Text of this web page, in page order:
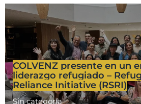
COLVENZ presente en un
liderazgo refugiado –
Reliance Initiative (RSRI)
Sin categoría